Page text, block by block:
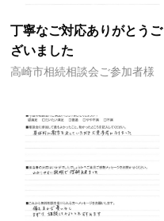
丁寧なご対応ありがとうご
ざいました
高崎市相続相談会ご参加者様